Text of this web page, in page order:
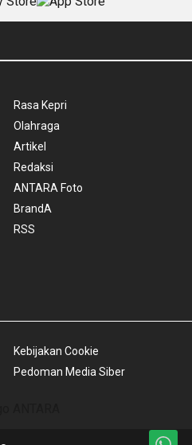
Rasa Kepri
Olahraga
Artikel
Redaksi
ANTARA Foto
BrandA
RSS
Kebijakan Cookie
Pedoman Media Siber